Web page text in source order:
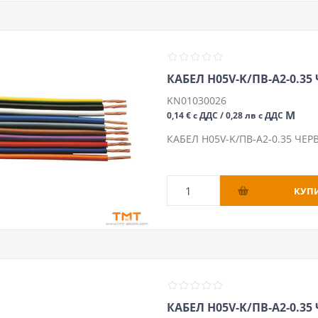
КАБЕЛ H05V-K/ПВ-А2-0.35
KN01030026
0,14 € с ДДС / 0,28 лв с ДДС М
КАБЕЛ H05V-K/ПВ-А2-0.35
КАБЕЛ H05V-K/ПВ-А2-0.35